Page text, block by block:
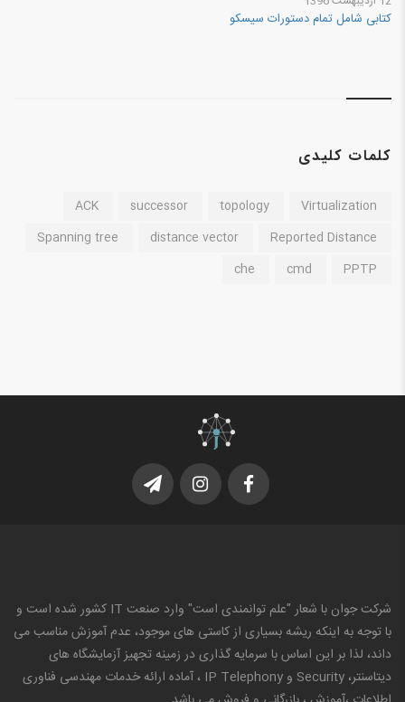
کتابی شامل تمام دستورات سیسکو
کلمات کلیدی
Virtualization
topology
successor
ACK
Reported Distance
distance vector
Spanning tree
PPTP
cmd
che
شرکت جوان با شعار "علم توانمندی است" وارد صنعت IT کشور شده است و
با توجه به اینکه ریشه بسیاری از کاستی های موجود، عدم آموزش مناسب می
داند، لذا بر این اساس با سرمایه گذاری در زمینه تجهیز آزمایشگاه های
دیتاسنتر، Security و IP Telephony ، آماده ارائه خدمات مهندسی فناوری